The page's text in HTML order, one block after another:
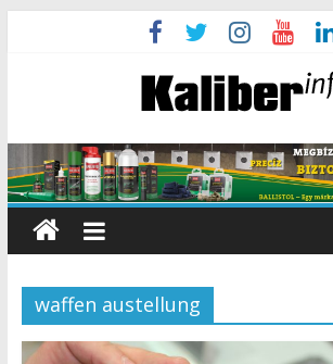
waffen austellung